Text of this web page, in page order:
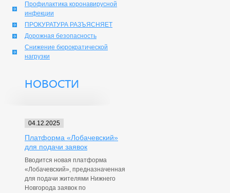
Профилактика коронавирусной
инфекции
ПРОКУРАТУРА РАЗЪЯСНЯЕТ
Дорожная безопасность
Снижение бюрократической
нагрузки
НОВОСТИ
04.12.2025
Платформа «Лобачевский»
для подачи заявок
Вводится новая платформа
«Лобачевский», предназначенная
для подачи жителями Нижнего
Новгорода заявок по